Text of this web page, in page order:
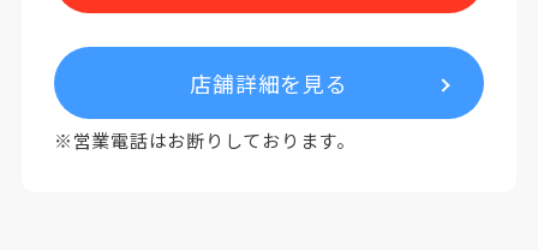
店舗詳細を見る
※営業電話はお断りしております。